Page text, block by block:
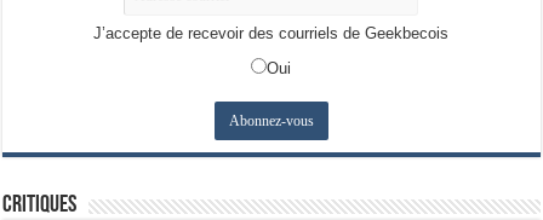
J’accepte de recevoir des courriels de Geekbecois
Oui
Critiques